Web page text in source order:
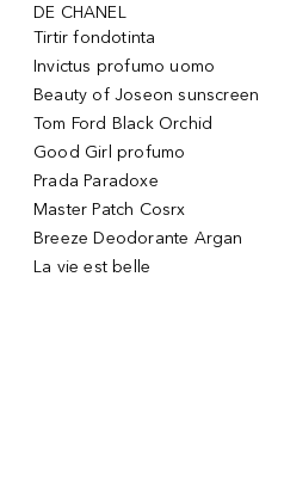
DE CHANEL
Tirtir fondotinta
Invictus profumo uomo
Beauty of Joseon sunscreen
Tom Ford Black Orchid
Good Girl profumo
Prada Paradoxe
Master Patch Cosrx
Breeze Deodorante Argan
La vie est belle